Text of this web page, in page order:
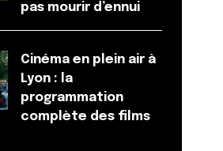
pas mourir d’ennui
Cinéma en plein air à
Lyon : la
programmation
complète des films